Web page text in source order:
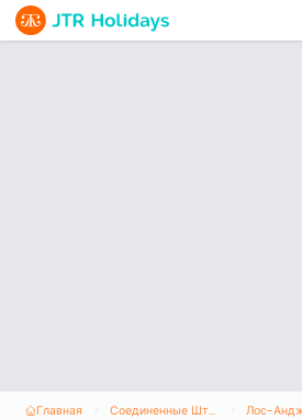
Главная Соединенные Штаты Америки
Лос-